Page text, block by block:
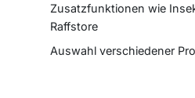
Zusatzfunktionen wie
Raffstore
Auswahl verschiedener